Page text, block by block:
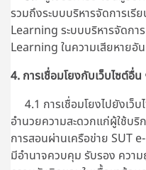
รวมถึงระบบบริหารจัดการเรี
Learning ระบบบริหารจัดกา
Learning ในความเสียหายอั
4. การเชื่อมโยงกับเว็บไซต์อื่น
4.1 การเชื่อมโยงไปยังเว็บ
อำนวยความสะดวกแก่ผู้ใช้บริ
การสอนผ่านเครือข่าย SUT
มีอำนาจควบคุม รับรอง ควา